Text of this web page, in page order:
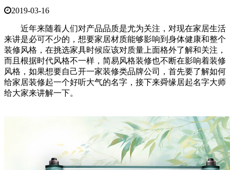
2019-03-16
近年来随着人们对产品品质是尤为关注，对现在家居生活
来讲是必可不少的，想要家居材质能够影响到身体健康和整个
装修风格，在挑选家具时候应该对质量上面格外了解和关注，
而且根据时代风格不一样，简易风格装修也不断在影响着装修
风格，如果想要自己开一家装修类品牌公司，首先要了解如何
给家居装修起一个好听大气的名字，接下来舜缘居起名字大师
给大家来讲解一下。